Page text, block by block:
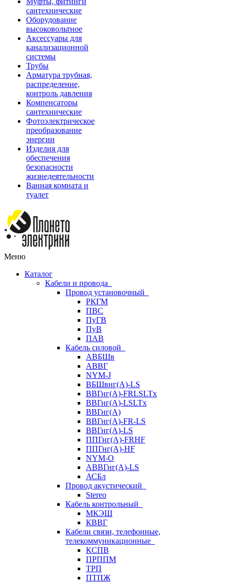
сантехнические
Оборудование
высоковольтное
Аксессуары для
канализационной
системы
Трубы
Арматура трубная,
распределение,
контроль давления
Компенсаторы
сантехнические
Фотоэлектрическое
преобразование
энергии
Изделия для
обеспечения
безопасности
жизнедеятельности
Ванная комната и
туалет
Меню
Каталог
Кабели и провода
Провод установочный
РКГМ
ПВС
ПуГВ
ПуВ
ПАВ
Кабель силовой
АВБШв
АВВГ
NYM-J
ВБШвнг(А)-LS
ВВГнг(A)-FRLSLTx
ВВГнг(A)-LSLTx
ВВГнг(А)
ВВГнг(А)-FR-LS
ВВГнг(А)-LS
ППГнг(А)-FRHF
ППГнг(А)-HF
NYM-O
АВВГнг(А)-LS
АСБл
Провод акустический
Stereo
Кабель контрольный
МКЭШ
КВВГ
Кабели связи, телефонные,
телекоммуникационные
КСПВ
ПРППМ
ТРП
ПТПЖ